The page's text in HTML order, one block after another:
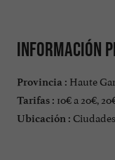
Información
Provincia : Haute
Tarifas : 10€ a 20€,
Ubicación : Ciudades